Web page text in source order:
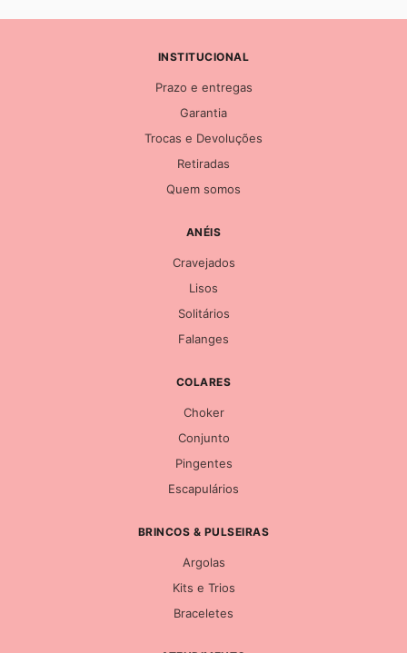
INSTITUCIONAL
Prazo e entregas
Garantia
Trocas e Devoluções
Retiradas
Quem somos
ANÉIS
Cravejados
Lisos
Solitários
Falanges
COLARES
Choker
Conjunto
Pingentes
Escapulários
BRINCOS & PULSEIRAS
Argolas
Kits e Trios
Braceletes